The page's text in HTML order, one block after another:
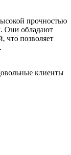
прочностью
Они обладают
что позволяет
клиенты